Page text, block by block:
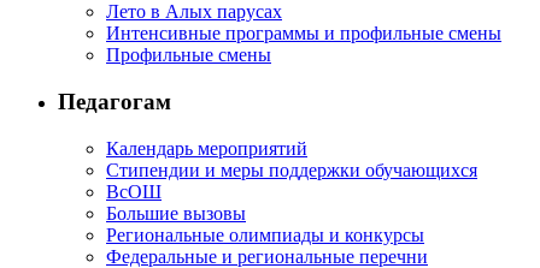
Лето в Алых парусах
Интенсивные программы и профильные смены
Профильные смены
Педагогам
Календарь мероприятий
Стипендии и меры поддержки обучающихся
ВсОШ
Большие вызовы
Региональные олимпиады и конкурсы
Федеральные и региональные перечни